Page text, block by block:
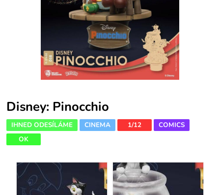
Disney: Pinocchio
IHNED ODESÍLÁME CINEMA 1/12
COMICS
OK